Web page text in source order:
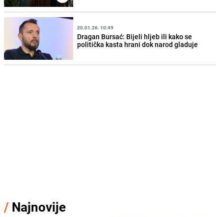
20.01.26. 10:49
Dragan Bursać: Bijeli hljeb ili kako se
politička kasta hrani dok narod gladuje
/ Najnovije